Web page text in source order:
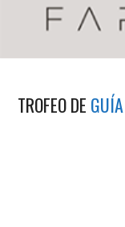
TROFEO DE